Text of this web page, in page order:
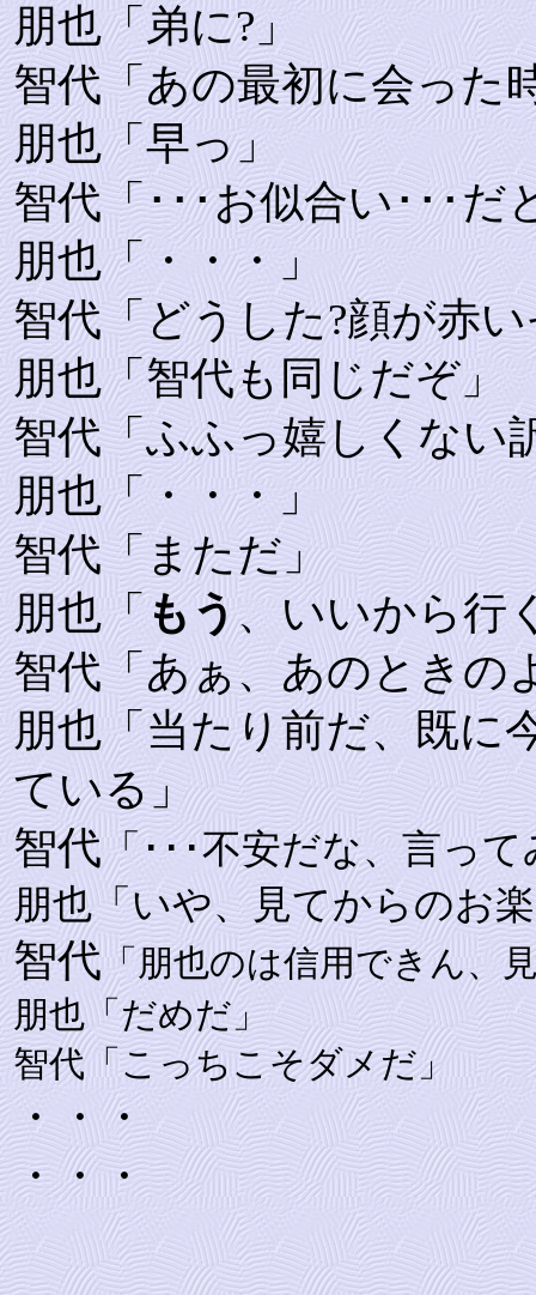
朋也「弟に?」
智代「あの最初に会った
朋也「早っ」
智代「･･･お似合い･･･だ
朋也「・・・」
智代「どうした?顔が赤
朋也「智代も同じだぞ」
智代「ふふっ嬉しくない
朋也「・・・」
智代「まただ」
朋也「もう、いいから行
智代「あぁ、あのときの
朋也「当たり前だ、既に
ている」
智代「･･･不安だな、言って
朋也「いや、見てからのお
智代「朋也のは信用できん、
朋也「だめだ」
智代「こっちこそダメだ」
・・・
・・・